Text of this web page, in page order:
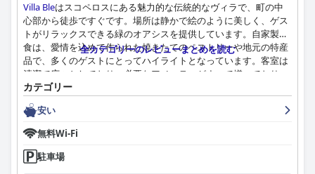
Villa Bleはスコペロスにある魅力的な伝統的なヴィラで、町の中
心部から徒歩ですぐです。場所は静かで絵のように美しく、ゲス
トがリラックスできる緑のオアシスを提供しています。自家製朝
食は、愛情を込めて作られた焼きたてのペストリーや地元の特産
品で、多くのゲストにとってハイライトとなっています。客室は
清潔で広々としており、必要なアメニティがすべて揃っており、
バルコニーからは庭園や周囲の緑の素晴らしい景色を眺めること
ができます。ホテルの清潔さは非常に高く評価されており、毎日
のルームクリーニングと信頼できるサービスが提供されていま
す。スタッフとオーナーは、親切でフレンドリー、おもてなしの
心にあふれており、ゲストが思い出に残る滞在ができるように最
善を尽くしています。全体として、
適でリラックスした滞在を求める旅行者におすすめです。
全カテゴリーのレビューまとめを読む
カテゴリー
安い
無料Wi-Fi
駐車場